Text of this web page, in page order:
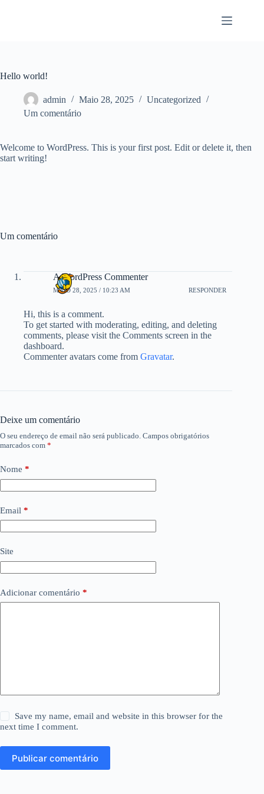
Hello world!
admin Maio 28, 2025
Uncategorized
Um comentário
Welcome to WordPress. This is your first post. Edit or delete it, then
start writing!
Um comentário
A WordPress Commenter
MAIO 28, 2025 / 10:23 AM RESPONDER
Hi, this is a comment.
To get started with moderating, editing, and deleting
comments, please visit the Comments screen in the
dashboard.
Commenter avatars come from Gravatar.
Deixe um comentário
O seu endereço de email não será publicado. Campos obrigatórios
marcados com *
Nome *
Email *
Site
Adicionar comentário *
Save my name, email and website in this browser for the
next time I comment.
Publicar comentário